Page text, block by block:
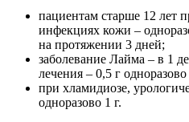
пациентам старше 12 лет
инфекциях кожи –
на протяжении 3 дней;
заболевание Лайма – в 1
лечения – 0,5 г
при хламидиозе,
одноразово 1 г.